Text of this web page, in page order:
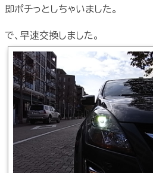
即ポチっとしちゃいました。
で、早速交換しました。